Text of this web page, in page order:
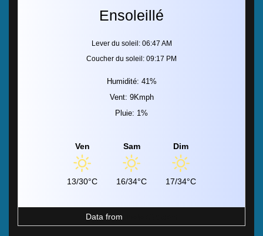
Ensoleillé
Lever du soleil: 06:47 AM
Coucher du soleil: 09:17 PM
Humidité: 41%
Vent: 9Kmph
Pluie: 1%
Ven
13/30°C
Sam
16/34°C
Dim
17/34°C
Data from